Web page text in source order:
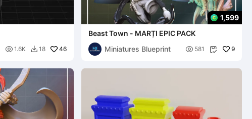
 1.6K  18 46
1,599
Beast Town - MARȚI EPIC PACK
Miniatures Blueprint
 581  9